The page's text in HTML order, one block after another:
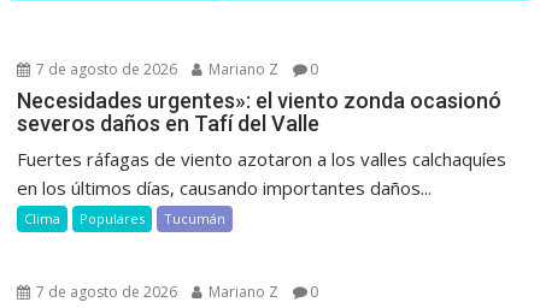
7 de agosto de 2026 Mariano Z 0
Necesidades urgentes»: el viento zonda ocasionó
severos daños en Tafí del Valle
Fuertes ráfagas de viento azotaron a los valles calchaquíes
en los últimos días, causando importantes daños...
Clima Populares Tucumán
7 de agosto de 2026 Mariano Z 0